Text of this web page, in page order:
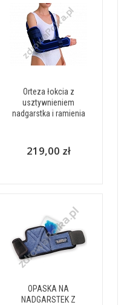
Orteza łokcia z
usztywnieniem
nadgarstka i ramienia
219,00 zł
OPASKA NA
NADGARSTEK Z